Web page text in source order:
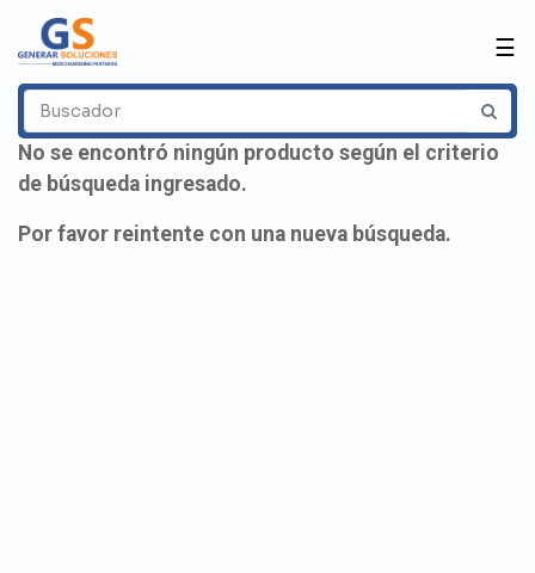
☰
No se encontró ningún producto según el criterio
de búsqueda ingresado.
Por favor reintente con una nueva búsqueda.